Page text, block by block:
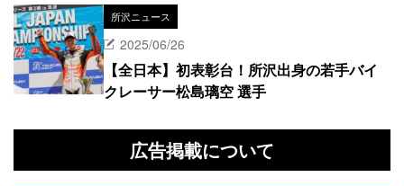
所沢ニュース
2025/06/26
【全日本】初表彰台！所沢出身の若手バイ
クレーサー松島璃空 選手
広告掲載について